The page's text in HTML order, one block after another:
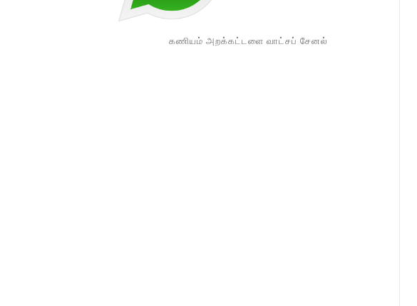
கணியம் அறக்கட்டளை வாட்சப் சேனல்